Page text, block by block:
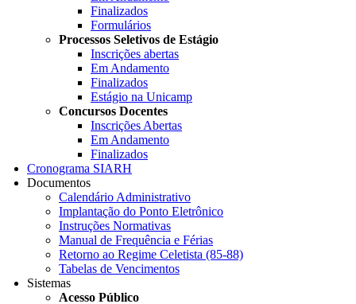
Finalizados
Formulários
Processos Seletivos de Estágio
Inscrições abertas
Em Andamento
Finalizados
Estágio na Unicamp
Concursos Docentes
Inscrições Abertas
Em Andamento
Finalizados
Cronograma SIARH
Documentos
Calendário Administrativo
Implantação do Ponto Eletrônico
Instruções Normativas
Manual de Frequência e Férias
Retorno ao Regime Celetista (85-88)
Tabelas de Vencimentos
Sistemas
Acesso Público